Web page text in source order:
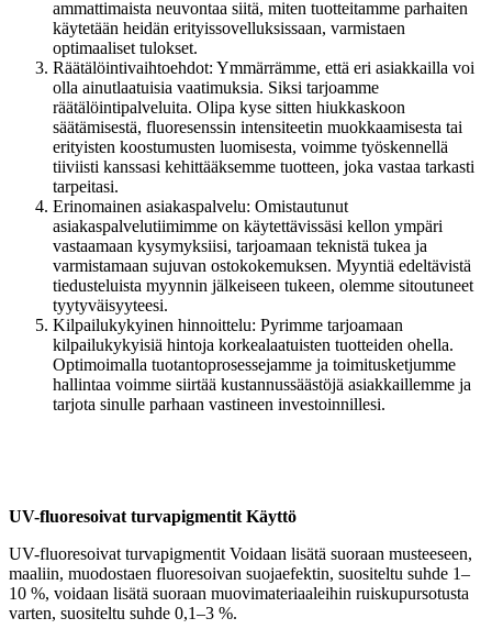
ammattimaista neuvontaa siitä, miten tuotteitamme parhaiten
käytetään heidän erityissovelluksissaan, varmistaen
optimaaliset tulokset.
Räätälöintivaihtoehdot: Ymmärrämme, että eri asiakkailla voi
olla ainutlaatuisia vaatimuksia. Siksi tarjoamme
räätälöintipalveluita. Olipa kyse sitten hiukkaskoon
säätämisestä, fluoresenssin intensiteetin muokkaamisesta tai
erityisten koostumusten luomisesta, voimme työskennellä
tiiviisti kanssasi kehittääksemme tuotteen, joka vastaa tarkasti
tarpeitasi.
Erinomainen asiakaspalvelu: Omistautunut
asiakaspalvelutiimimme on käytettävissäsi kellon ympäri
vastaamaan kysymyksiisi, tarjoamaan teknistä tukea ja
varmistamaan sujuvan ostokokemuksen. Myyntiä edeltävistä
tiedusteluista myynnin jälkeiseen tukeen, olemme sitoutuneet
tyytyväisyyteesi.
Kilpailukykyinen hinnoittelu: Pyrimme tarjoamaan
kilpailukykyisiä hintoja korkealaatuisten tuotteiden ohella.
Optimoimalla tuotantoprosessejamme ja toimitusketjumme
hallintaa voimme siirtää kustannussäästöjä asiakkaillemme ja
tarjota sinulle parhaan vastineen investoinnillesi.
UV-fluoresoivat turvapigmentit Käyttö
UV-fluoresoivat turvapigmentit Voidaan lisätä suoraan musteeseen,
maaliin, muodostaen fluoresoivan suojaefektin, suositeltu suhde 1–
10 %, voidaan lisätä suoraan muovimateriaaleihin ruiskupursotusta
varten, suositeltu suhde 0,1–3 %.